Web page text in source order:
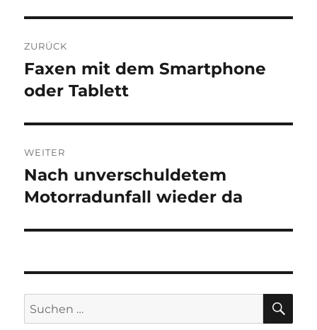
ZURÜCK
Vorheriger
Beitrag:
Faxen mit dem Smartphone
oder Tablett
WEITER
Nächster
Beitrag:
Nach unverschuldetem
Motorradunfall wieder da
Suchen
nach: